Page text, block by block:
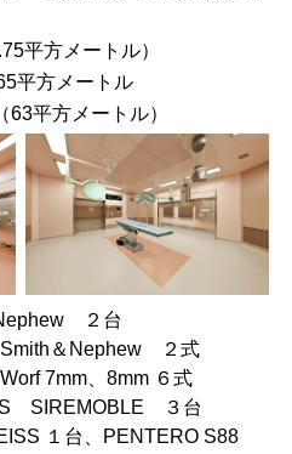
平方メートル）
平方メートル
平方メートル）
２台
＆Nephew ２式
7mm、8mm ６式
SIREMOBLE ３台
１台、PENTERO S88